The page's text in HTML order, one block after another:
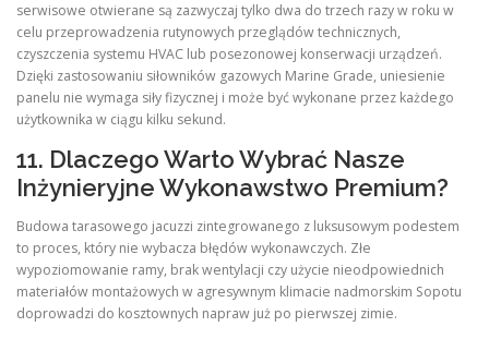
serwisowe otwierane są zazwyczaj tylko dwa do trzech razy w roku w
celu przeprowadzenia rutynowych przeglądów technicznych,
czyszczenia systemu HVAC lub posezonowej konserwacji urządzeń.
Dzięki zastosowaniu siłowników gazowych Marine Grade, uniesienie
panelu nie wymaga siły fizycznej i może być wykonane przez każdego
użytkownika w ciągu kilku sekund.
11. Dlaczego Warto Wybrać Nasze
Inżynieryjne Wykonawstwo Premium?
Budowa tarasowego jacuzzi zintegrowanego z luksusowym podestem
to proces, który nie wybacza błędów wykonawczych. Złe
wypoziomowanie ramy, brak wentylacji czy użycie nieodpowiednich
materiałów montażowych w agresywnym klimacie nadmorskim Sopotu
doprowadzi do kosztownych napraw już po pierwszej zimie.